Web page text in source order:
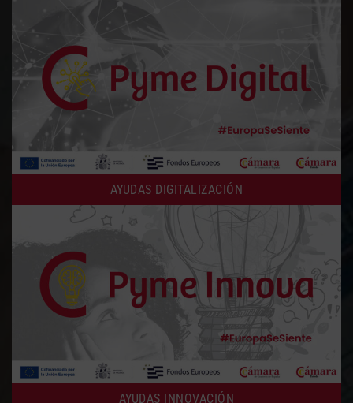
AYUDAS DIGITALIZACIÓN
AYUDAS INNOVACIÓN